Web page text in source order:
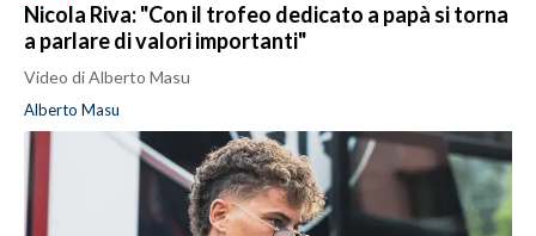
Nicola Riva: "Con il trofeo dedicato a papà si torna
a parlare di valori importanti"
Video di Alberto Masu
Alberto Masu